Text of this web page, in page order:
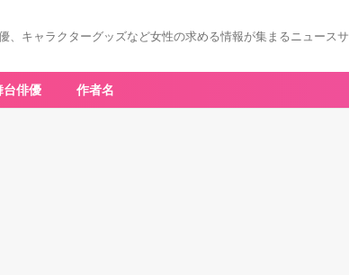
、キャラクターグッズなど女性の求める情報が集まるニュースサ
台俳優 作者名